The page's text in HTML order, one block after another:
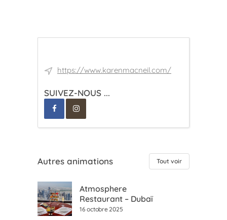
https://www.karenmacneil.com/
SUIVEZ-NOUS ...
Autres animations Tout voir
Atmosphere
Restaurant – Dubaï
16 octobre 2025